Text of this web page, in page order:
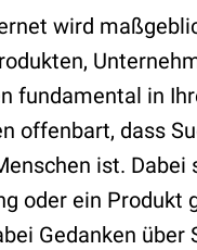
wird
fundamental in
offenbart, dass
ist.
oder ein Produkt
Gedanken